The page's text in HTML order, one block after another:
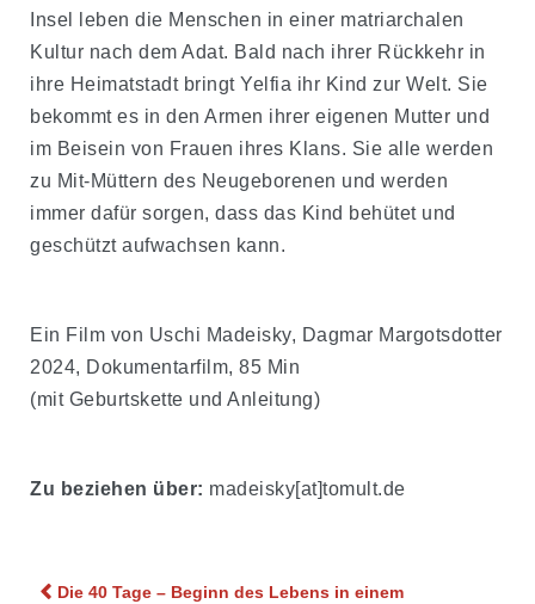
Insel leben die Menschen in einer matriarchalen
Kultur nach dem Adat. Bald nach ihrer Rückkehr in
ihre Heimatstadt bringt Yelfia ihr Kind zur Welt. Sie
bekommt es in den Armen ihrer eigenen Mutter und
im Beisein von Frauen ihres Klans. Sie alle werden
zu Mit-Müttern des Neugeborenen und werden
immer dafür sorgen, dass das Kind behütet und
geschützt aufwachsen kann.
Ein Film von Uschi Madeisky, Dagmar Margotsdotter
2024, Dokumentarfilm, 85 Min
(mit Geburtskette und Anleitung)
Zu beziehen über: madeisky[at]tomult.de
Beitragsnavigation
Die 40 Tage – Beginn des Lebens in einem